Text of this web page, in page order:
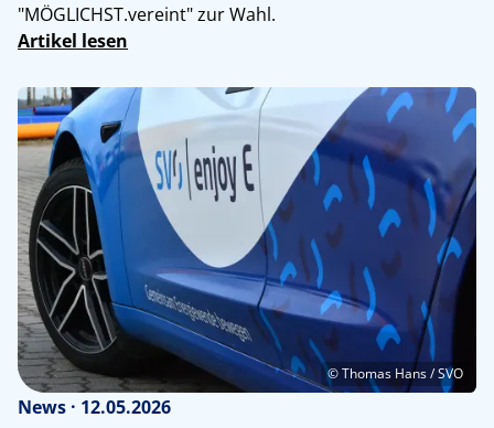
"MÖGLICHST.vereint" zur Wahl.
Artikel lesen
© Thomas Hans / SVO
News · 12.05.2026